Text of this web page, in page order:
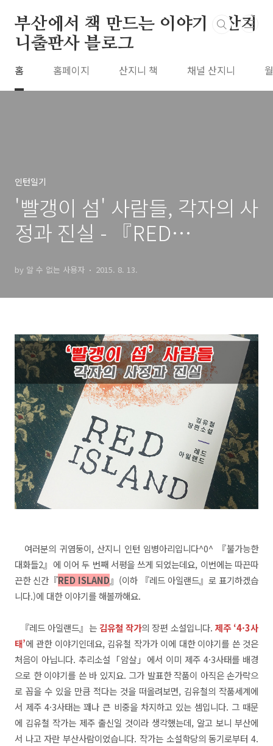
부산에서 책 만드는 이야기 : 산지
니출판사 블로그
홈 홈페이지 산지니 책 채널 산지니
인턴일기
'빨갱이 섬' 사람들, 각자의 사
정과 진실 - 『RED
by 알 수 없는 사용자 2015. 8. 13.
여러분의 귀염둥이, 산지니 인턴 임병아리입니다^0^ 『불가능한
대화들2』에 이어 두 번째 서평을 쓰게 되었는데요, 이번에는 따끈따
끈한 신간『RED ISLAND』(이하 『레드 아일랜드』로 표기하겠습
니다.)에 대한 이야기를 해볼까해요.
『레드 아일랜드』는김유철 작가의 장편 소설입니다. 제주 ‘4·3사
태’에 관한 이야기인데요, 김유철 작가가 이에 대한 이야기를 쓴 것은
처음이 아닙니다. 추리소설「암살」에서 이미 제주 4·3사태를 배경
으로 한 이야기를 쓴 바 있지요. 그가 발표한 작품이 아직은 손가락으
로 꼽을 수 있을 만큼 적다는 것을 떠올려보면, 김유철의 작품세계에
서 제주 4·3사태는 꽤나 큰 비중을 차지하고 있는 셈입니다. 그 때문
에 김유철 작가는 제주 출신일 것이라 생각했는데, 알고 보니 부산에
서 나고 자란 부산사람이었습니다. 작가는 소설학당의 동기로부터 4.